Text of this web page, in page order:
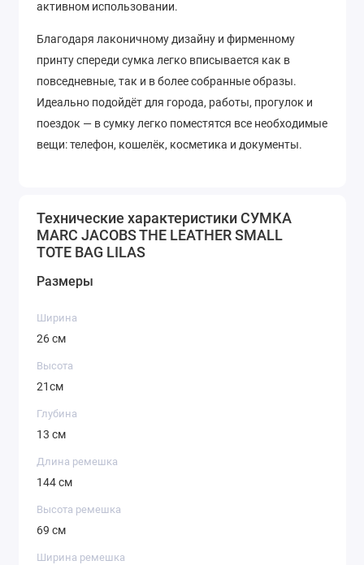
активном использовании.
Благодаря лаконичному дизайну и фирменному
принту спереди сумка легко вписывается как в
повседневные, так и в более собранные образы.
Идеально подойдёт для города, работы, прогулок и
поездок — в сумку легко поместятся все необходимые
вещи: телефон, кошелёк, косметика и документы.
Технические характеристики СУМКА
MARC JACOBS THE LEATHER SMALL
TOTE BAG LILAS
Размеры
Ширина
26 см
Высота
21см
Глубина
13 см
Длина ремешка
144 см
Высота ремешка
69 см
Ширина ремешка